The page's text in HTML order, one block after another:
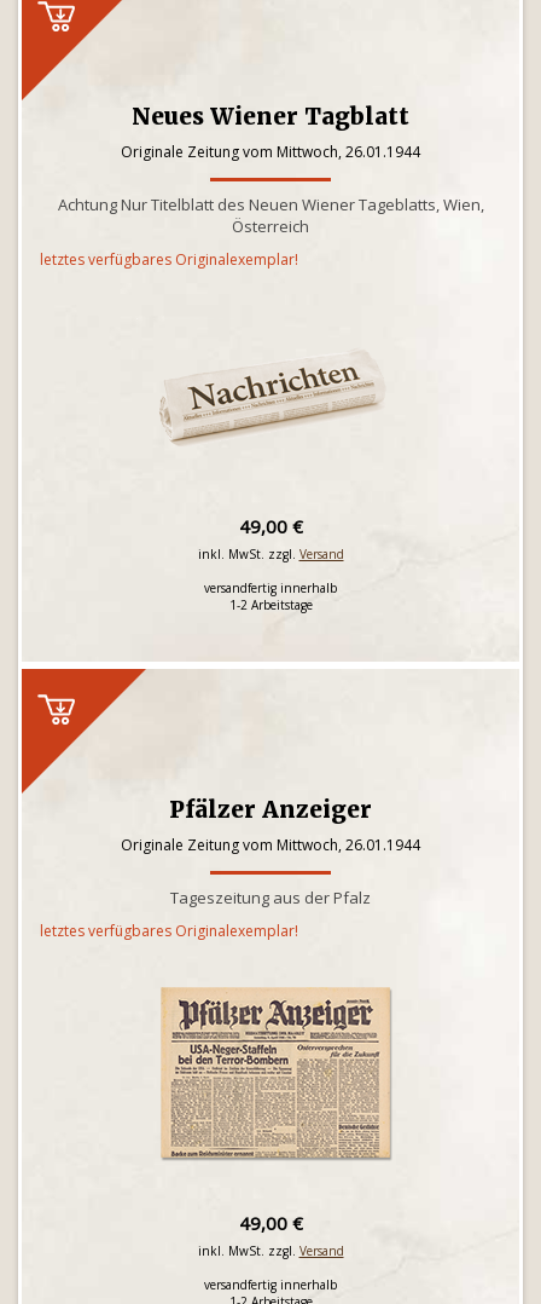
Neues Wiener Tagblatt
Originale Zeitung vom Mittwoch, 26.01.1944
Achtung Nur Titelblatt des Neuen Wiener Tageblatts, Wien,
Österreich
letztes verfügbares Originalexemplar!
49,00 €
inkl. MwSt. zzgl. Versand
versandfertig innerhalb
1-2 Arbeitstage
Pfälzer Anzeiger
Originale Zeitung vom Mittwoch, 26.01.1944
Tageszeitung aus der Pfalz
letztes verfügbares Originalexemplar!
49,00 €
inkl. MwSt. zzgl. Versand
versandfertig innerhalb